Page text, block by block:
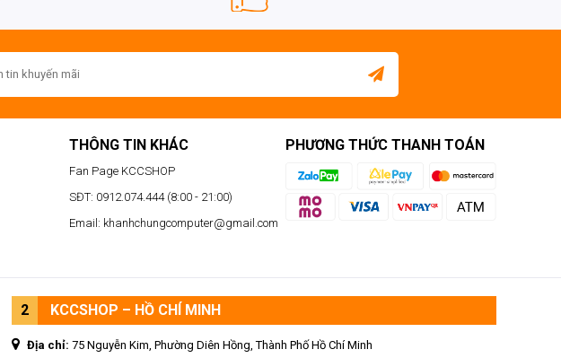
THÔNG TIN KHÁC
Fan Page KCCSHOP
SĐT: 0912.074.444 (8:00 - 21:00)
Email: khanhchungcomputer@gmail.com
PHƯƠNG THỨC THANH TOÁN
2 KCCSHOP – HỒ CHÍ MINH
Địa chỉ: 75 Nguyễn Kim, Phường Diên Hồng, Thành Phố Hồ Chí Minh